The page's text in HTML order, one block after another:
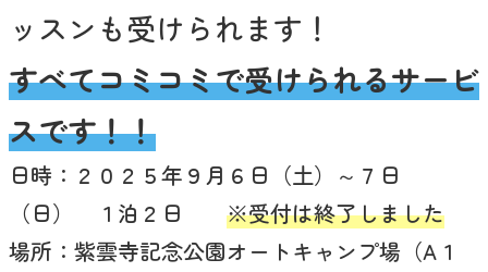
ッスンも受けられます！
すべてコミコミで受けられるサービ
スです！！
日時：２０２５年９月６日（土）～７日
（日） １泊２日 ※受付は終了しました
場所：紫雲寺記念公園オートキャンプ場（A１